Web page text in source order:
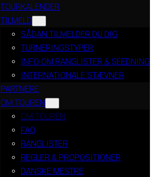
TOURKALENDER
TILMELD
SÅDAN TILMELDER DU DIG
TURNERINGSTYPER
INFO OM RANGLISTER & SEEDNING
INTERNATIONALE STÆVNER
PARTNERE
OM TOUREN
OM TOUREN
FAQ
RANGLISTER
REGLER & PROPOSITIONER
DANSKE MESTRE